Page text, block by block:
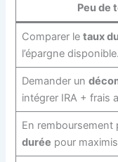
Peu de
Comparer le taux
l’épargne disponible.
Demander un
intégrer IRA + frais
En remboursement
durée pour